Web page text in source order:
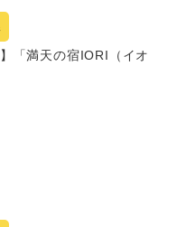
「満天の宿IORI（イオ